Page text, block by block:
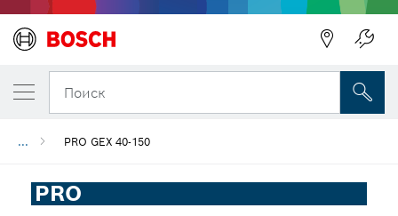
Поиск
... PRO GEX 40-150
PRO